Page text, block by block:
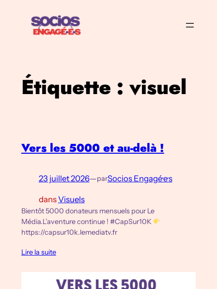
contenu
Étiquette : visuel
Vers les 5000 et au-delà !
23 juillet 2026—parSocios Engagé·e·s
dansVisuels
Bientôt 5000 donateurs mensuels pour Le
Média.L’aventure continue ! #CapSur10K
https://capsur10k.lemediatv.fr
Lire la suite